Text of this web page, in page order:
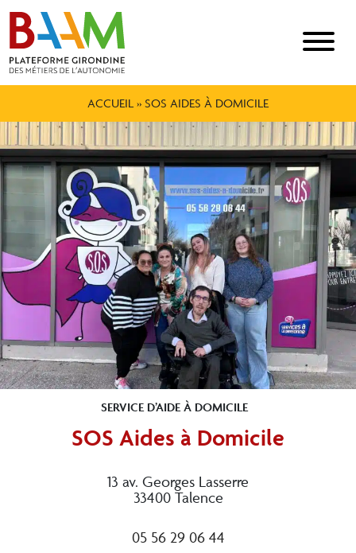
ACCUEIL » SOS AIDES À DOMICILE
SERVICE D’AIDE À DOMICILE
SOS Aides à Domicile
13 av. Georges Lasserre
33400 Talence
05 56 29 06 44